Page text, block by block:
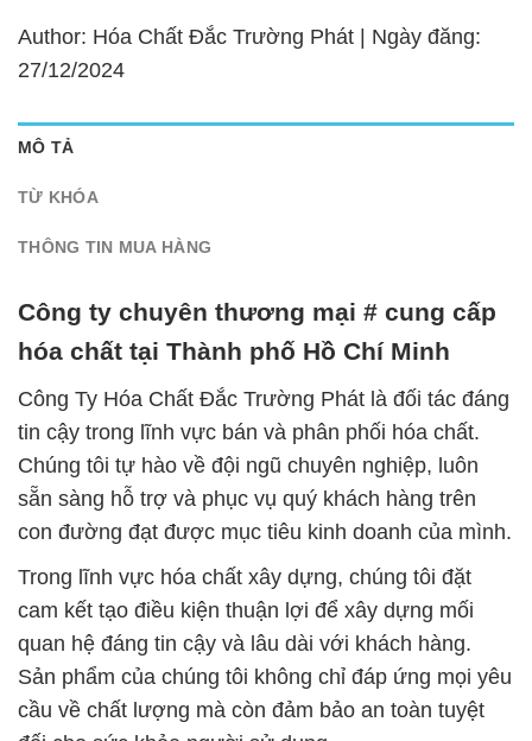
Author: Hóa Chất Đắc Trường Phát | Ngày đăng:
27/12/2024
MÔ TẢ
TỪ KHÓA
THÔNG TIN MUA HÀNG
Công ty chuyên thương mại # cung cấp
hóa chất tại Thành phố Hồ Chí Minh
Công Ty Hóa Chất Đắc Trường Phát là đối tác đáng
tin cậy trong lĩnh vực bán và phân phối hóa chất.
Chúng tôi tự hào về đội ngũ chuyên nghiệp, luôn
sẵn sàng hỗ trợ và phục vụ quý khách hàng trên
con đường đạt được mục tiêu kinh doanh của mình.
Trong lĩnh vực hóa chất xây dựng, chúng tôi đặt
cam kết tạo điều kiện thuận lợi để xây dựng mối
quan hệ đáng tin cậy và lâu dài với khách hàng.
Sản phẩm của chúng tôi không chỉ đáp ứng mọi yêu
cầu về chất lượng mà còn đảm bảo an toàn tuyệt